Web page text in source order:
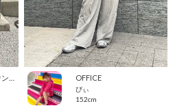
OFFICE
ぴぃ
152cm